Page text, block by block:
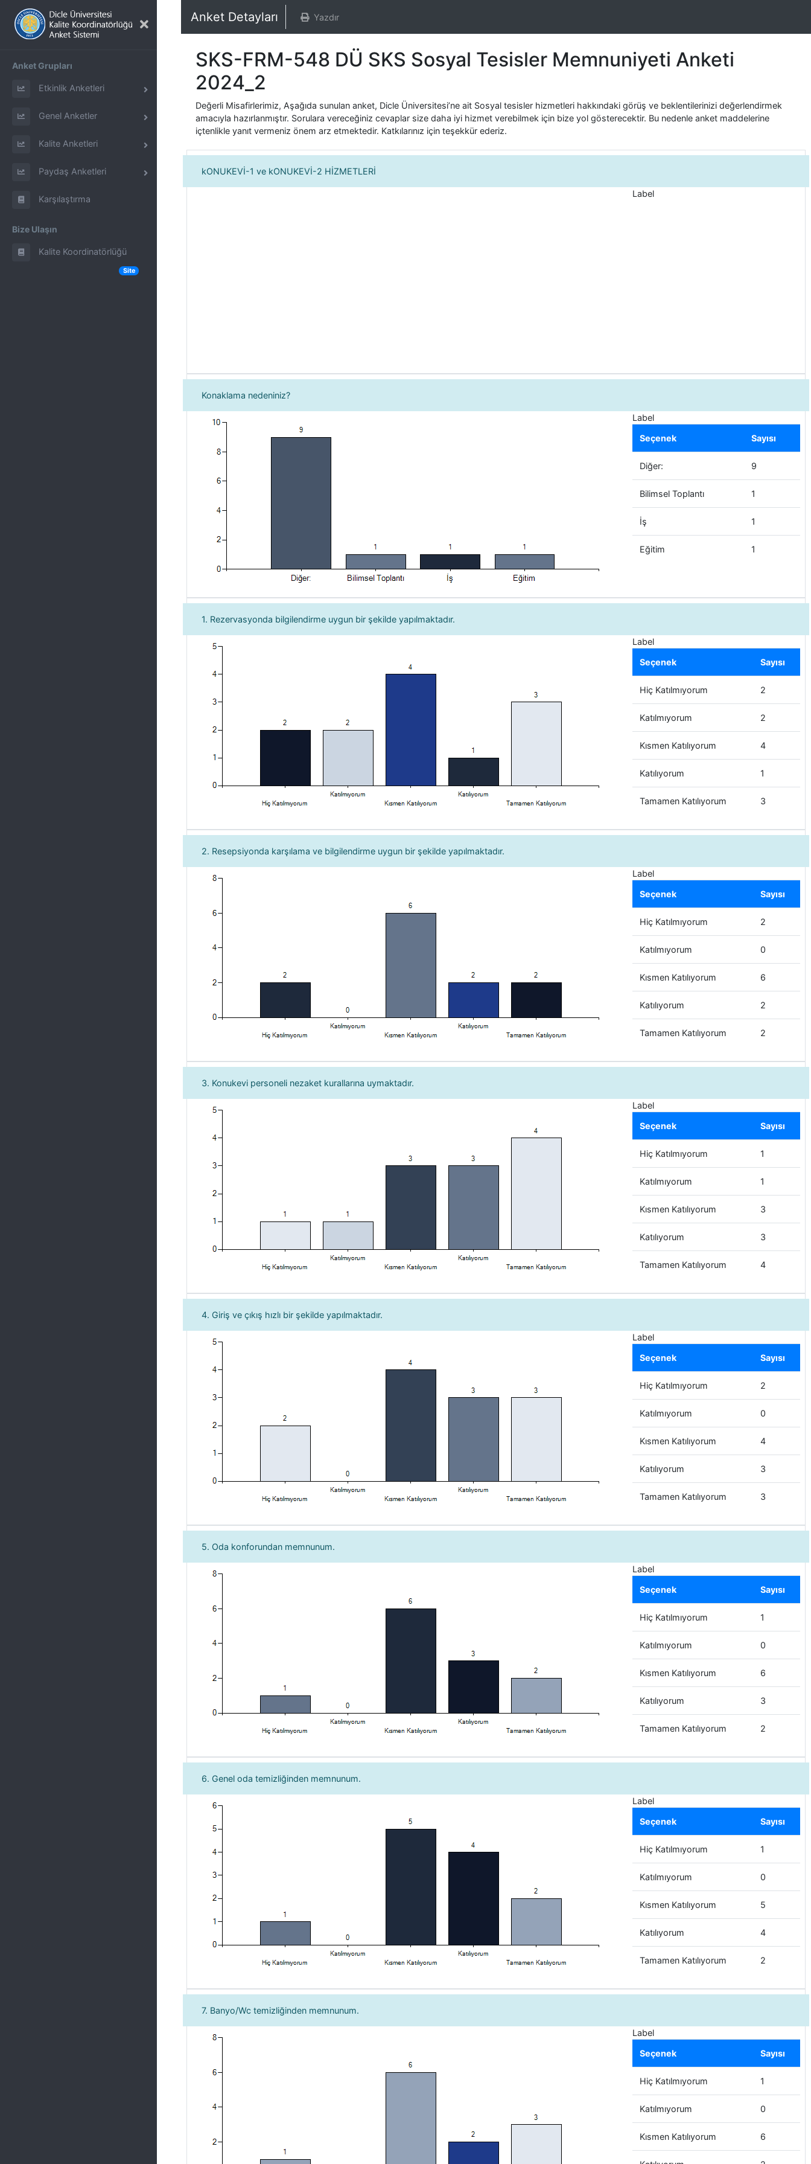
Anket Grupları
Etkinlik Anketleri
Genel Anketler
Kalite Anketleri
Paydaş Anketleri
Karşılaştırma
Bize Ulaşın
Kalite Koordinatörlüğü
Site
Anket Detayları Yazdır
SKS-FRM-548 DÜ SKS Sosyal Tesisler Memnuniyeti Anketi
2024_2
Değerli Misafirlerimiz, Aşağıda sunulan anket, Dicle Üniversitesi’ne ait Sosyal tesisler hizmetleri hakkındaki görüş ve beklentilerinizi değerlendirmek
amacıyla hazırlanmıştır. Sorulara vereceğiniz cevaplar size daha iyi hizmet verebilmek için bize yol gösterecektir. Bu nedenle anket maddelerine
içtenlikle yanıt vermeniz önem arz etmektedir. Katkılarınız için teşekkür ederiz.
kONUKEVİ-1 ve kONUKEVİ-2 HİZMETLERİ
Label
Konaklama nedeniniz?
Label
Seçenek
Sayısı
Diğer: 9
Bilimsel Toplantı 1
İş 1
Eğitim 1
1. Rezervasyonda bilgilendirme uygun bir şekilde yapılmaktadır.
Label
Seçenek
Sayısı
Hiç Katılmıyorum 2
Katılmıyorum 2
Kısmen Katılıyorum 4
Katılıyorum 1
Tamamen Katılıyorum 3
2. Resepsiyonda karşılama ve bilgilendirme uygun bir şekilde yapılmaktadır.
Label
Seçenek
Sayısı
Hiç Katılmıyorum 2
Katılmıyorum 0
Kısmen Katılıyorum 6
Katılıyorum 2
Tamamen Katılıyorum 2
3. Konukevi personeli nezaket kurallarına uymaktadır.
Label
Seçenek
Sayısı
Hiç Katılmıyorum 1
Katılmıyorum 1
Kısmen Katılıyorum 3
Katılıyorum 3
Tamamen Katılıyorum 4
4. Giriş ve çıkış hızlı bir şekilde yapılmaktadır.
Label
Seçenek
Sayısı
Hiç Katılmıyorum 2
Katılmıyorum 0
Kısmen Katılıyorum 4
Katılıyorum 3
Tamamen Katılıyorum 3
5. Oda konforundan memnunum.
Label
Seçenek
Sayısı
Hiç Katılmıyorum 1
Katılmıyorum 0
Kısmen Katılıyorum 6
Katılıyorum 3
Tamamen Katılıyorum 2
6. Genel oda temizliğinden memnunum.
Label
Seçenek
Sayısı
Hiç Katılmıyorum 1
Katılmıyorum 0
Kısmen Katılıyorum 5
Katılıyorum 4
Tamamen Katılıyorum 2
7. Banyo/Wc temizliğinden memnunum.
Label
Seçenek
Sayısı
Hiç Katılmıyorum 1
Katılmıyorum 0
Kısmen Katılıyorum 6